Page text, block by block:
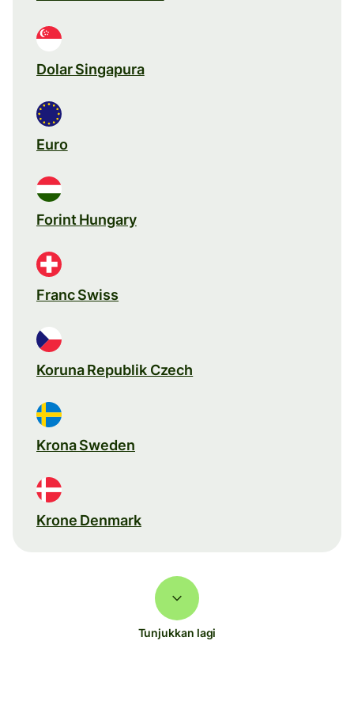
Dolar Singapura
Euro
Forint Hungary
Franc Swiss
Koruna Republik Czech
Krona Sweden
Krone Denmark
Tunjukkan lagi